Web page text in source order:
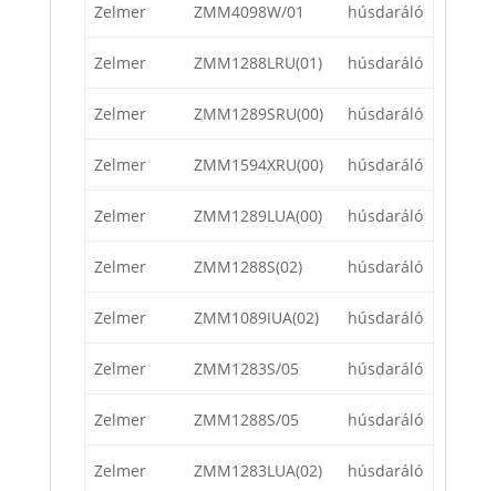
Zelmer ZMM4098W/01 húsdaráló
Zelmer ZMM1288LRU(01) húsdaráló
Zelmer ZMM1289SRU(00) húsdaráló
Zelmer ZMM1594XRU(00) húsdaráló
Zelmer ZMM1289LUA(00) húsdaráló
Zelmer ZMM1288S(02) húsdaráló
Zelmer ZMM1089IUA(02) húsdaráló
Zelmer ZMM1283S/05 húsdaráló
Zelmer ZMM1288S/05 húsdaráló
Zelmer ZMM1283LUA(02) húsdaráló